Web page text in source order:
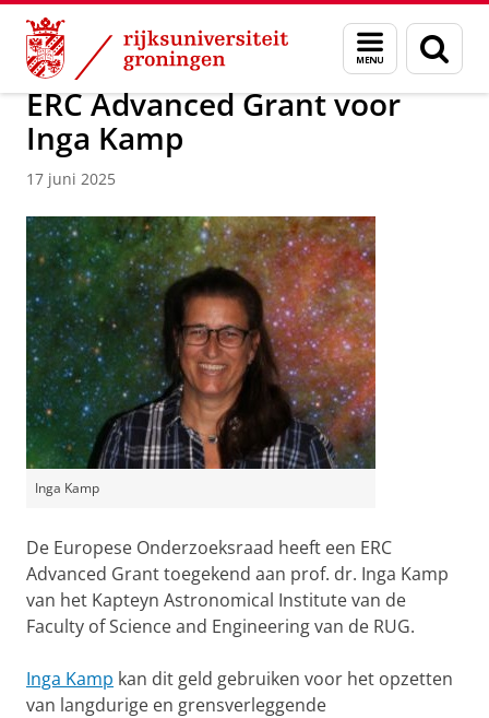
Skip
Content
Skip
Navigation
Menu
en
zoeken
Onderzoek Kapteyn Instituut Agenda en Nieuws
ERC Advanced Grant voor
Inga Kamp
17 juni 2025
Inga Kamp
De Europese Onderzoeksraad heeft een ERC
Advanced Grant toegekend aan prof. dr. Inga Kamp
van het Kapteyn Astronomical Institute van de
Faculty of Science and Engineering van de RUG.
Inga Kamp kan dit geld gebruiken voor het opzetten
van langdurige en grensverleggende